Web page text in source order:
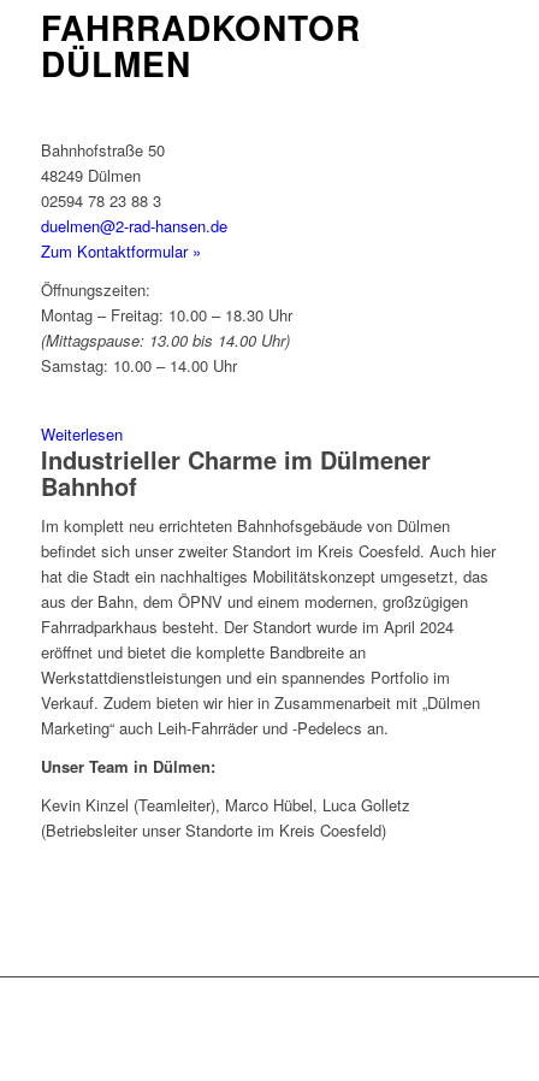
FAHRRADKONTOR
DÜLMEN
Bahnhofstraße 50
48249 Dülmen
02594 78 23 88 3
duelmen@2-rad-hansen.de
Zum Kontaktformular »
Öffnungszeiten:
Montag – Freitag: 10.00 – 18.30 Uhr
(Mittagspause: 13.00 bis 14.00 Uhr)
Samstag: 10.00 – 14.00 Uhr
Weiterlesen
Industrieller Charme im Dülmener
Bahnhof
Im komplett neu errichteten Bahnhofsgebäude von Dülmen
befindet sich unser zweiter Standort im Kreis Coesfeld. Auch hier
hat die Stadt ein nachhaltiges Mobilitätskonzept umgesetzt, das
aus der Bahn, dem ÖPNV und einem modernen, großzügigen
Fahrradparkhaus besteht. Der Standort wurde im April 2024
eröffnet und bietet die komplette Bandbreite an
Werkstattdienstleistungen und ein spannendes Portfolio im
Verkauf. Zudem bieten wir hier in Zusammenarbeit mit „Dülmen
Marketing“ auch Leih-Fahrräder und -Pedelecs an.
Unser Team in Dülmen:
Kevin Kinzel (Teamleiter), Marco Hübel, Luca Golletz
(Betriebsleiter unser Standorte im Kreis Coesfeld)